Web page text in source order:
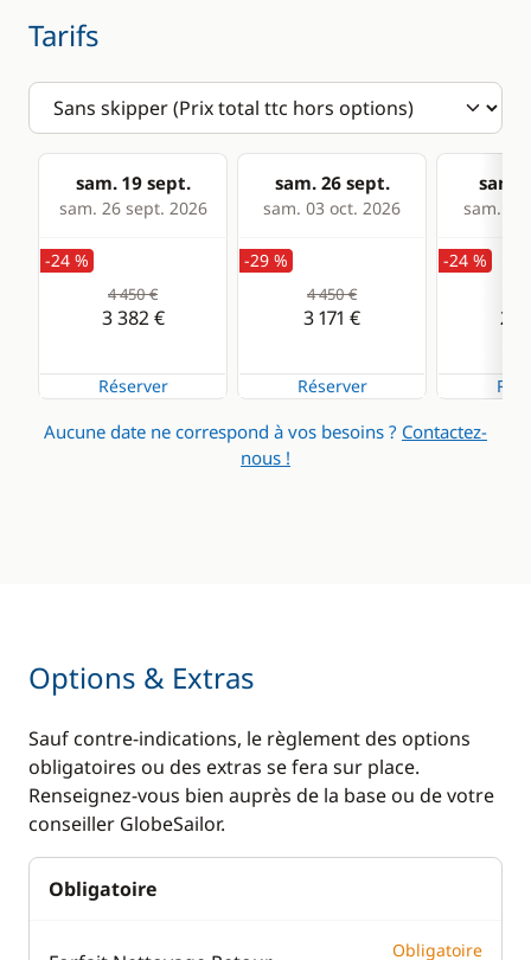
Sondeur
Cuisine
Cuisinière
Réfrigérateur
Confort
Tarifs
sam. 19 sept.
sam. 26 sept. 2026
sam. 26 sept.
sam. 03 oct. 2026
sam.
sam. 10
-24 %
4 450 €
3 382 €
Réserver
-29 %
4 450 €
3 171 €
Réserver
-24 %
2
Aucune date ne correspond à vos besoins ? Contactez-
nous !
Options & Extras
Sauf contre-indications, le règlement des options
obligatoires ou des extras se fera sur place.
Renseignez-vous bien auprès de la base ou de votre
conseiller GlobeSailor.
Obligatoire
Obligatoire